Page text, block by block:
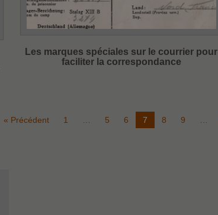
Les marques spéciales sur le courrier pour
faciliter la correspondance
« Précédent 1 … 5 6 7 8 9 …